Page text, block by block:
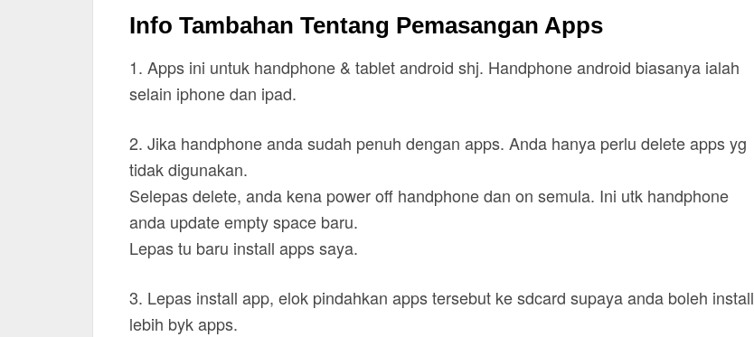
Info Tambahan Tentang Pemasangan Apps
1. Apps ini untuk handphone & tablet android shj. Handphone android biasanya ialah
selain iphone dan ipad.
2. Jika handphone anda sudah penuh dengan apps. Anda hanya perlu delete apps yg
tidak digunakan.
Selepas delete, anda kena power off handphone dan on semula. Ini utk handphone
anda update empty space baru.
Lepas tu baru install apps saya.
3. Lepas install app, elok pindahkan apps tersebut ke sdcard supaya anda boleh install
lebih byk apps.